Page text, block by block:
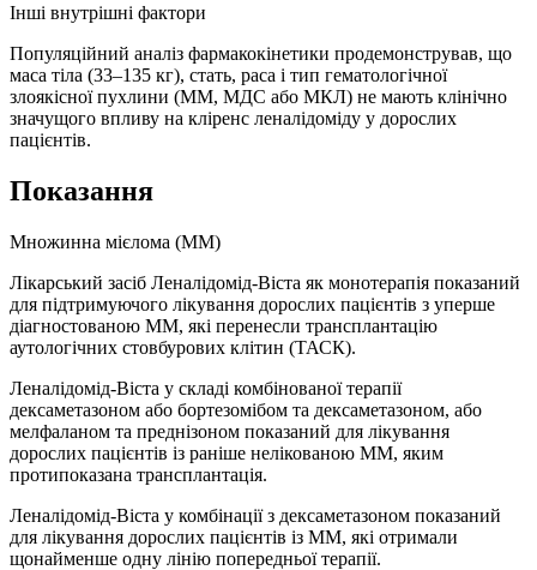
Інші внутрішні фактори
Популяційний аналіз фармакокінетики продемонстрував, що
маса тіла (33–135 кг), стать, раса і тип гематологічної
злоякісної пухлини (ММ, МДС або МКЛ) не мають клінічно
значущого впливу на кліренс леналідоміду у дорослих
пацієнтів.
Показання
Множинна мієлома (ММ)
Лікарський засіб Леналідомід-Віста як монотерапія показаний
для підтримуючого лікування дорослих пацієнтів з уперше
діагностованою ММ, які перенесли трансплантацію
аутологічних стовбурових клітин (ТАСК).
Леналідомід-Віста у складі комбінованої терапії
дексаметазоном або бортезомібом та дексаметазоном, або
мелфаланом та преднізоном показаний для лікування
дорослих пацієнтів із раніше нелікованою ММ, яким
протипоказана трансплантація.
Леналідомід‑Віста у комбінації з дексаметазоном показаний
для лікування дорослих пацієнтів із ММ, які отримали
щонайменше одну лінію попередньої терапії.